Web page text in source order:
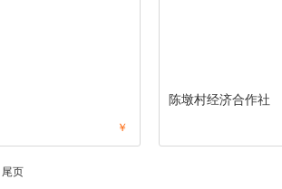
￥
陈墩村经济合作社
尾页